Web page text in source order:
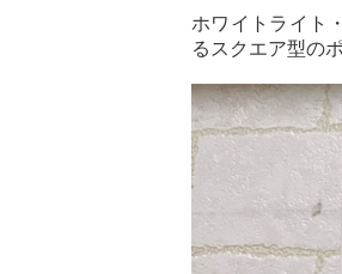
ホワイトライト
るスクエア型の